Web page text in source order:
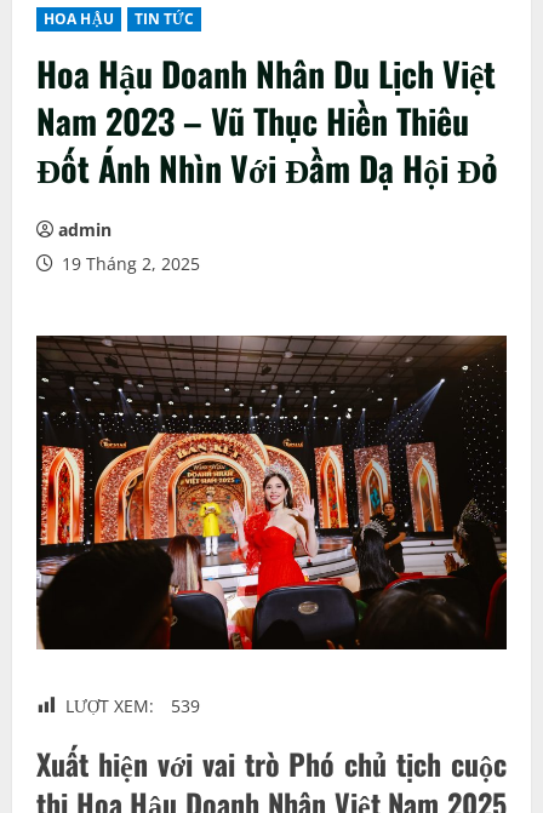
HOA HẬU TIN TỨC
Hoa Hậu Doanh Nhân Du Lịch Việt
Nam 2023 – Vũ Thục Hiền Thiêu
Đốt Ánh Nhìn Với Đầm Dạ Hội Đỏ
admin
19 Tháng 2, 2025
LƯỢT XEM: 539
Xuất hiện với vai trò Phó chủ tịch cuộc
thi Hoa Hậu Doanh Nhân Việt Nam 2025